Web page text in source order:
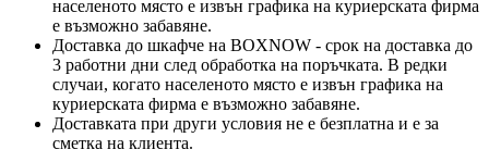
населеното място е извън графика на куриерската фирма
е възможно забавяне.
Доставка до шкафче на BOXNOW - срок на доставка до
3 работни дни след обработка на поръчката. В редки
случаи, когато населеното място е извън графика на
куриерската фирма е възможно забавяне.
Доставката при други условия не е безплатна и е за
сметка на клиента.